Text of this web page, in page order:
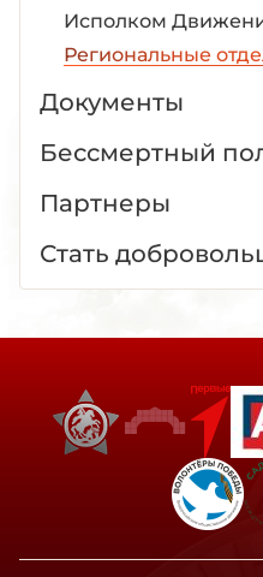
Исполком
Региональные
Документы
Бессмертный
Партнеры
Стать